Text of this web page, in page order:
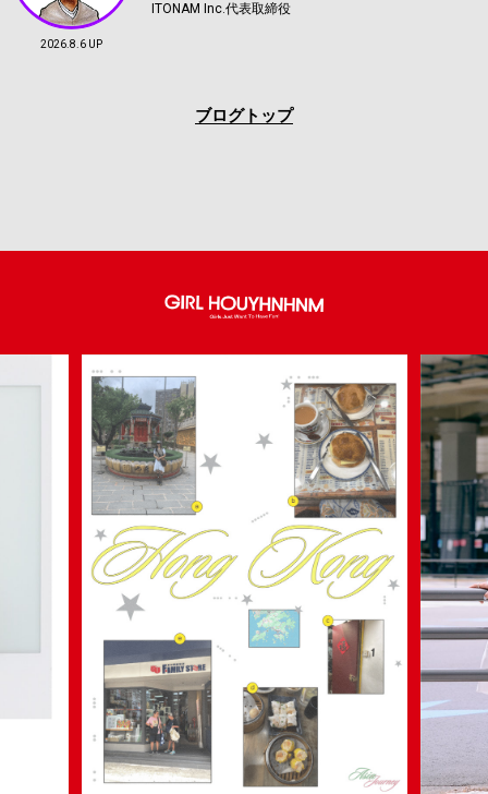
2026.8.6 UP
ITONAM Inc.代表取締役
ブログトップ